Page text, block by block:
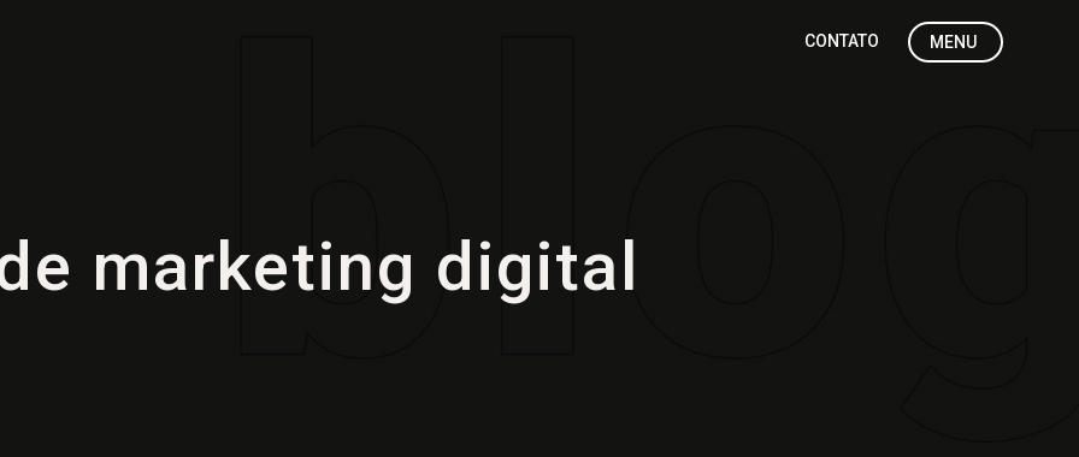
CONTATO MENU
marketing digital